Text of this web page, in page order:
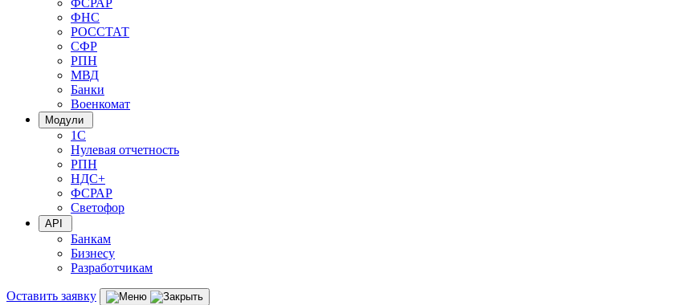
ФСРАР
ФНС
РОССТАТ
СФР
РПН
МВД
Банки
Военкомат
Модули
1С
Нулевая отчетность
РПН
НДС+
ФСРАР
Светофор
API
Банкам
Бизнесу
Разработчикам
Оставить заявку